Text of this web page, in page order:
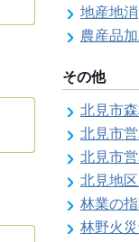
地産地消
農産品
その他
北見市
北見市営本沢
北見市
北見地区農道
林業の指導お
林野火災